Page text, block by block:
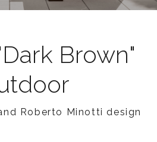
Brown"
Roberto Minotti design